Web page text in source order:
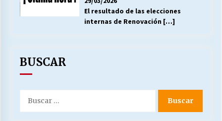
El resultado de las elecciones
internas de Renovación […]
BUSCAR
por: